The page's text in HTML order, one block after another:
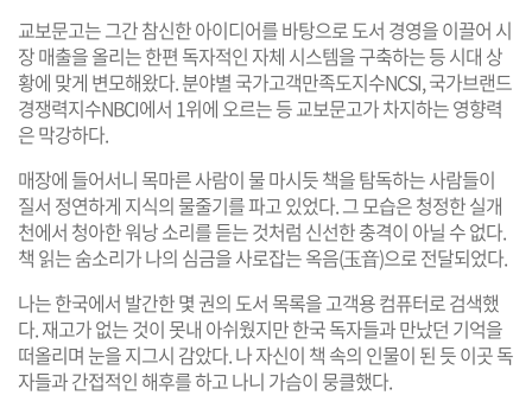
교보문고는 그간 참신한 아이디어를 바탕으로 도서 경영을 이끌어 시
장 매출을 올리는 한편 독자적인 자체 시스템을 구축하는 등 시대 상
황에 맞게 변모해왔다. 분야별 국가고객만족도지수NCSI, 국가브랜드
경쟁력지수NBCI에서 1위에 오르는 등 교보문고가 차지하는 영향력
은 막강하다.
매장에 들어서니 목마른 사람이 물 마시듯 책을 탐독하는 사람들이
질서 정연하게 지식의 물줄기를 파고 있었다. 그 모습은 청정한 실개
천에서 청아한 워낭 소리를 듣는 것처럼 신선한 충격이 아닐 수 없다.
책 읽는 숨소리가 나의 심금을 사로잡는 옥음(玉音)으로 전달되었다.
나는 한국에서 발간한 몇 권의 도서 목록을 고객용 컴퓨터로 검색했
다. 재고가 없는 것이 못내 아쉬웠지만 한국 독자들과 만났던 기억을
떠올리며 눈을 지그시 감았다. 나 자신이 책 속의 인물이 된 듯 이곳 독
자들과 간접적인 해후를 하고 나니 가슴이 뭉클했다.